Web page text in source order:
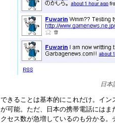
日本
できることは基本的にこれだけ。イ
が可能。ただ、日本の携帯電話には
クセス数が急増しているのも分かる